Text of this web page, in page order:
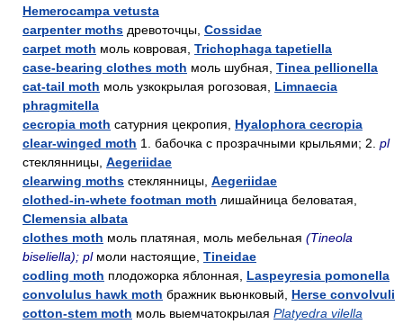
Hemerocampa vetusta
carpenter moths древоточцы, Cossidae
carpet moth моль ковровая, Trichophaga tapetiella
case-bearing clothes moth моль шубная, Tinea pellionella
cat-tail moth моль узкокрылая рогозовая, Limnaecia
phragmitella
cecropia moth сатурния цекропия, Hyalophora cecropia
clear-winged moth 1. бабочка с прозрачными крыльями; 2. pl
стеклянницы, Aegeriidae
clearwing moths стеклянницы, Aegeriidae
clothed-in-whete footman moth лишайница беловатая,
Clemensia albata
clothes moth моль платяная, моль мебельная (Tineola
biseliella); pl моли настоящие, Tineidae
codling moth плодожорка яблонная, Laspeyresia pomonella
convolulus hawk moth бражник вьюнковый, Herse convolvuli
cotton-stem moth моль выемчатокрылая Platyedra vilella